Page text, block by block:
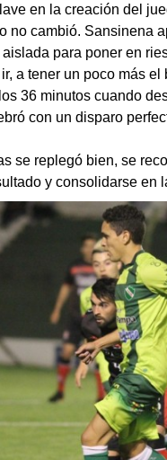
en la creación del
no cambió. Sansinena
para poner en
a tener un poco más el
36 minutos cuando
con un disparo
se replegó bien, se
y consolidarse en